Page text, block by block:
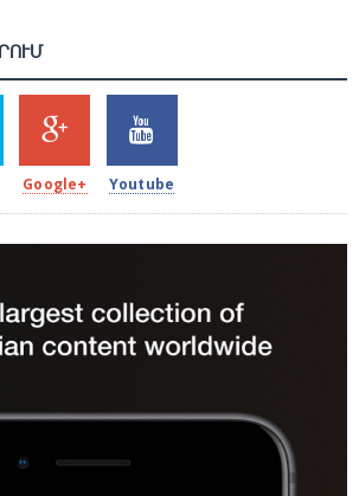
203
SHARES
Google+
620
SHARES
Youtube